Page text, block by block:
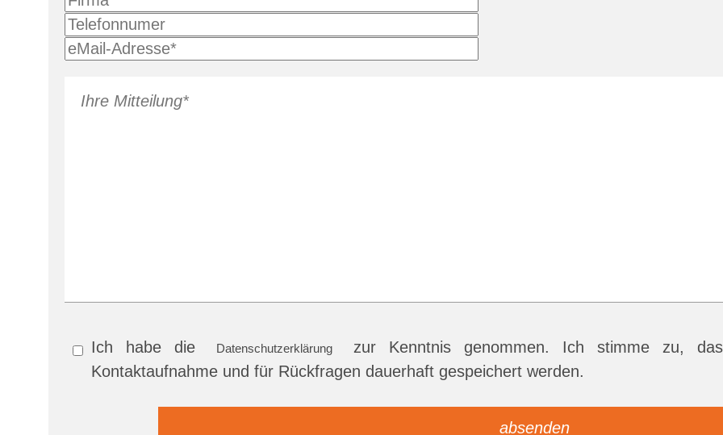
Ich habe die Datenschutzerklärung
zur Kenntnis genommen. Ich stimme zu,
Kontaktaufnahme und für Rückfragen dauerhaft gespeichert werden.